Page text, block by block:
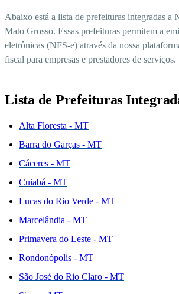
Abaixo está a lista de prefeituras integradas a
Mato Grosso. Essas prefeituras permitem a
eletrônicas (NFS-e) através da nossa
fiscal para empresas e prestadores de serviços.
Lista de Prefeituras
Alta Floresta - MT
Barra do Garças - MT
Cáceres - MT
Cuiabá - MT
Lucas do Rio Verde - MT
Marcelândia - MT
Primavera do Leste - MT
Rondonópolis - MT
São José do Rio Claro - MT